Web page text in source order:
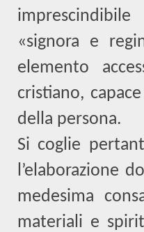
«signora e
elemento
cristiano,
della persona.
Si coglie
l’elaborazione
medesima
materiali e